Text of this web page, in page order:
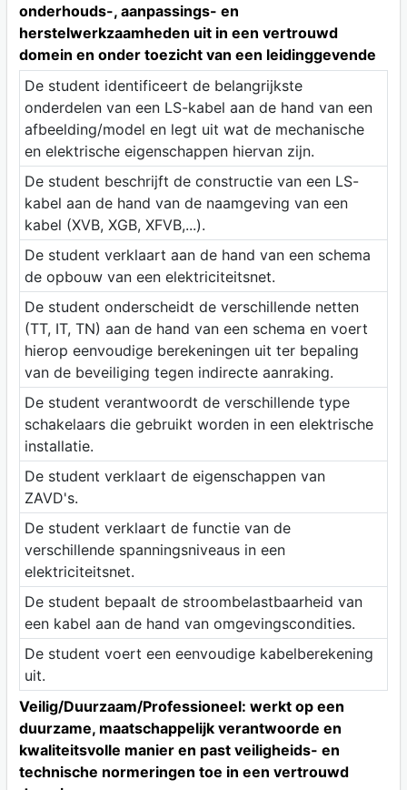
onderhouds-, aanpassings- en
herstelwerkzaamheden uit in een vertrouwd
domein en onder toezicht van een leidinggevende
De student identificeert de belangrijkste
onderdelen van een LS-kabel aan de hand van een
afbeelding/model en legt uit wat de mechanische
en elektrische eigenschappen hiervan zijn.
De student beschrijft de constructie van een LS-
kabel aan de hand van de naamgeving van een
kabel (XVB, XGB, XFVB,...).
De student verklaart aan de hand van een schema
de opbouw van een elektriciteitsnet.
De student onderscheidt de verschillende netten
(TT, IT, TN) aan de hand van een schema en voert
hierop eenvoudige berekeningen uit ter bepaling
van de beveiliging tegen indirecte aanraking.
De student verantwoordt de verschillende type
schakelaars die gebruikt worden in een elektrische
installatie.
De student verklaart de eigenschappen van
ZAVD's.
De student verklaart de functie van de
verschillende spanningsniveaus in een
elektriciteitsnet.
De student bepaalt de stroombelastbaarheid van
een kabel aan de hand van omgevingscondities.
De student voert een eenvoudige kabelberekening
uit.
Veilig/Duurzaam/Professioneel: werkt op een
duurzame, maatschappelijk verantwoorde en
kwaliteitsvolle manier en past veiligheids- en
technische normeringen toe in een vertrouwd